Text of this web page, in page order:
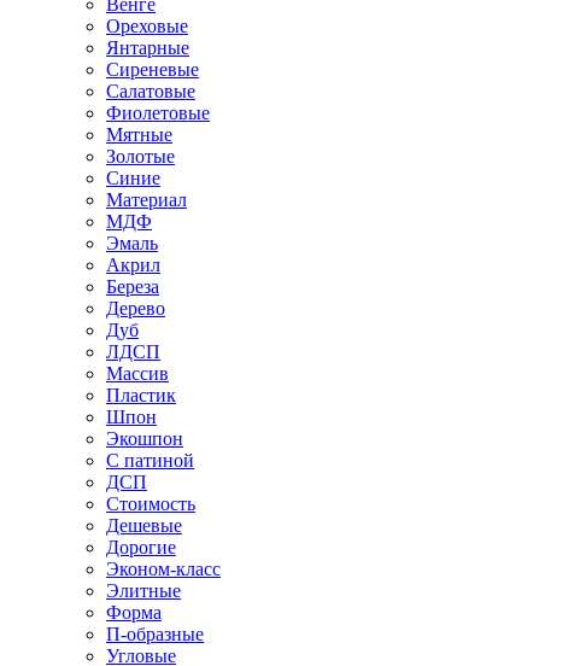
Ореховые
Янтарные
Сиреневые
Салатовые
Фиолетовые
Мятные
Золотые
Синие
Материал
МДФ
Эмаль
Акрил
Береза
Дерево
Дуб
ЛДСП
Массив
Пластик
Шпон
Экошпон
С патиной
ДСП
Стоимость
Дешевые
Дорогие
Эконом-класс
Элитные
Форма
П-образные
Угловые